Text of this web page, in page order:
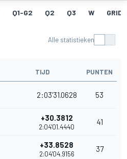
Q1-G2 Q2 Q3 W GRID
Alle statistieken
TIJD PUNTEN
2:03'31.0628 53
+30.3812
2:04'01.4440
41
+33.8528
2:04'04.9156
37